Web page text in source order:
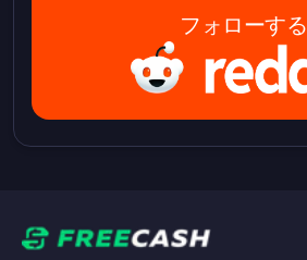
フォローする